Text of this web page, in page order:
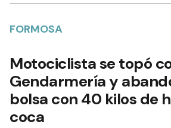
FORMOSA
Motociclista se topó
Gendarmería y
bolsa con 40 kilos de
coca